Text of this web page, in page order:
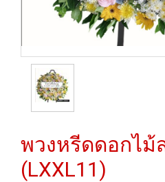
พวงหรีดดอกไม้
(LXXL11)